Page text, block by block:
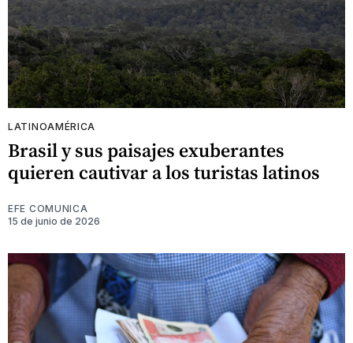
LATINOAMÉRICA
Brasil y sus paisajes exuberantes
quieren cautivar a los turistas latinos
EFE COMUNICA
15 de junio de 2026